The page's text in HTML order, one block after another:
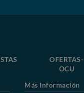
OFERTAS-
OCU
Más Información